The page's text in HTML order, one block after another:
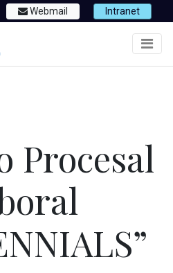
Webmail Intranet
Procesal